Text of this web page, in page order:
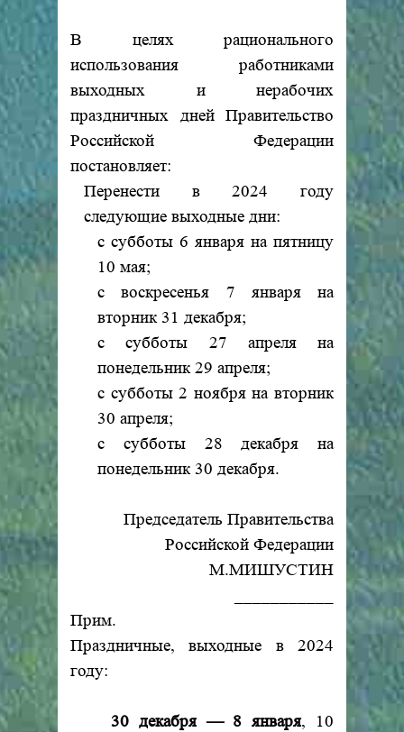
В целях рационального
использования работниками
выходных и нерабочих
праздничных дней Правительство
Российской Федерации
постановляет:
Перенести в 2024 году
следующие выходные дни:
с субботы 6 января на пятницу
10 мая;
с воскресенья 7 января на
вторник 31 декабря;
с субботы 27 апреля на
понедельник 29 апреля;
с субботы 2 ноября на вторник
30 апреля;
с субботы 28 декабря на
понедельник 30 декабря.
Председатель Правительства
Российской Федерации
М.МИШУСТИН
Прим.
Праздничные, выходные в 2024
году:
30 декабря — 8 января, 10